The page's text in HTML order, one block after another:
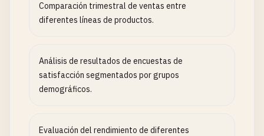
Comparación trimestral de ventas entre
diferentes líneas de productos.
Análisis de resultados de encuestas de
satisfacción segmentados por grupos
demográficos.
Evaluación del rendimiento de diferentes